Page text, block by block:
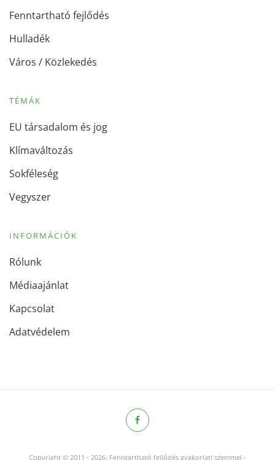
Fenntartható fejlődés
Hulladék
Város / Közlekedés
TÉMÁK
EU társadalom és jog
Klímaváltozás
Sokféleség
Vegyszer
INFORMÁCIÓK
Rólunk
Médiaajánlat
Kapcsolat
Adatvédelem
Copyright © 2011 - 2026. Fenntartható fejlődés gyakorlati szemmel -